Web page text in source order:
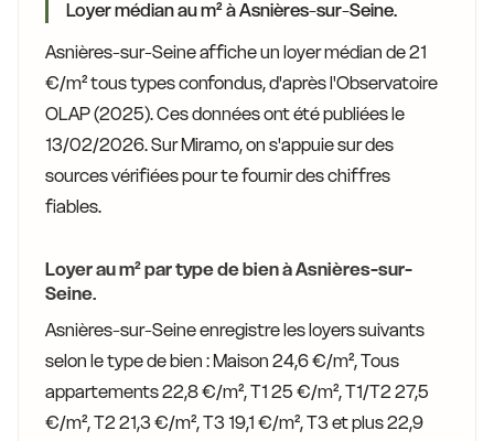
Loyer médian au m² à Asnières-sur-Seine.
Asnières-sur-Seine affiche un loyer médian de 21
€/m² tous types confondus, d'après l'Observatoire
OLAP (2025). Ces données ont été publiées le
13/02/2026. Sur Miramo, on s'appuie sur des
sources vérifiées pour te fournir des chiffres
fiables.
Loyer au m² par type de bien à Asnières-sur-
Seine.
Asnières-sur-Seine enregistre les loyers suivants
selon le type de bien : Maison 24,6 €/m², Tous
appartements 22,8 €/m², T1 25 €/m², T1/T2 27,5
€/m², T2 21,3 €/m², T3 19,1 €/m², T3 et plus 22,9